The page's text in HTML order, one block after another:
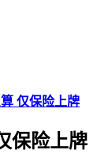
仅保险上牌
保险上牌